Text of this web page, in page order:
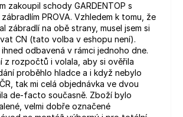
zakoupil schody GARDENTOP s
PROVA. Vzhledem k tomu, že
zábradlí na obě strany, musel jsem si
CN (tato volba v eshopu není).
odbavená v rámci jednoho dne.
z rozpočtů i volala, aby si ověřila
proběhlo hladce a i když nebylo
tak mi celá objednávka ve dvou
de-facto současně. Zboží bylo
velmi dobře označené